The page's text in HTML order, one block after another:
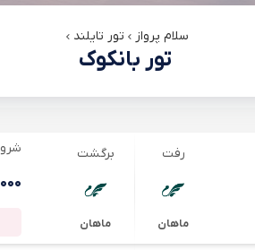
سلام پرواز تور تایلند
تور بانکوک
رفت
ماهان
برگشت
ماهان